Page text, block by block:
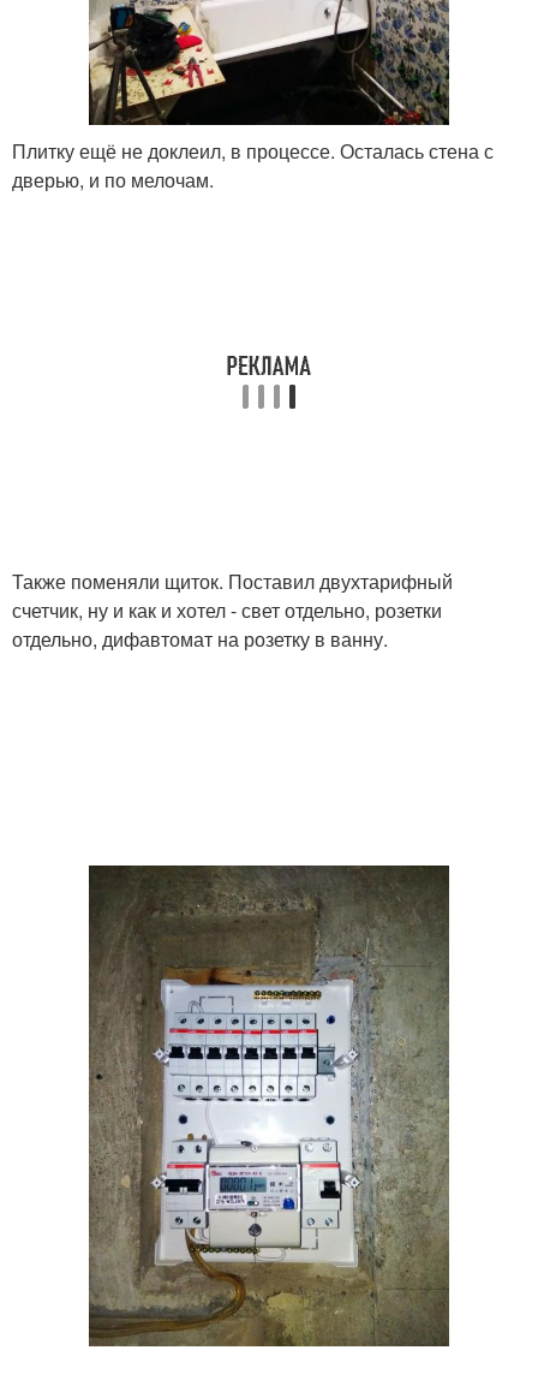
Плитку ещё не доклеил, в процессе. Осталась стена с
дверью, и по мелочам.
Также поменяли щиток. Поставил двухтарифный
счетчик, ну и как и хотел - свет отдельно, розетки
отдельно, дифавтомат на розетку в ванну.